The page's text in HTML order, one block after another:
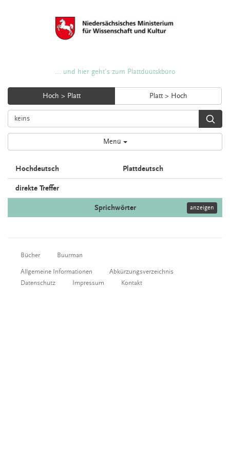
... und hier geht's zum Plattdüütskbüro
Hoch > Platt Platt > Hoch
Menü
Hochdeutsch Plattdeutsch
direkte Treffer
Sprichwörter anzeigen
Bücher Buurman
Allgemeine Informationen
Abkürzungsverzeichnis
Datenschutz
Impressum Kontakt